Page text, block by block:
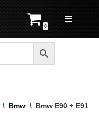
0
\ Bmw \ Bmw E90 + E91